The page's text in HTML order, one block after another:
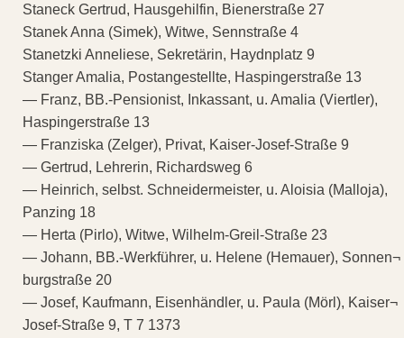
Staneck Gertrud, Hausgehilfin, Bienerstraße 27
Stanek Anna (Simek), Witwe, Sennstraße 4
Stanetzki Anneliese, Sekretärin, Haydnplatz 9
Stanger Amalia, Postangestellte, Haspingerstraße 13
— Franz, BB.-Pensionist, Inkassant, u. Amalia (Viertler),
Haspingerstraße 13
— Franziska (Zelger), Privat, Kaiser-Josef-Straße 9
— Gertrud, Lehrerin, Richardsweg 6
— Heinrich, selbst. Schneidermeister, u. Aloisia (Malloja),
Panzing 18
— Herta (Pirlo), Witwe, Wilhelm-Greil-Straße 23
— Johann, BB.-Werkführer, u. Helene (Hemauer), Sonnen¬
burgstraße 20
— Josef, Kaufmann, Eisenhändler, u. Paula (Mörl), Kaiser¬
Josef-Straße 9, T 7 1373